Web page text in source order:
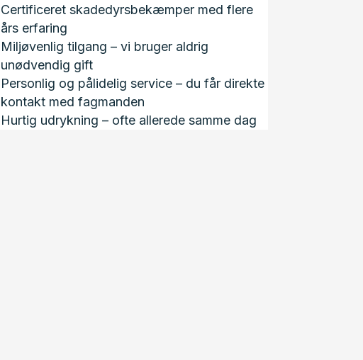
Certificeret skadedyrsbekæmper med flere
års erfaring
Miljøvenlig tilgang – vi bruger aldrig
unødvendig gift
Personlig og pålidelig service – du får direkte
kontakt med fagmanden
Hurtig udrykning – ofte allerede samme dag